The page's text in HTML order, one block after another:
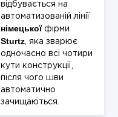
відбувається на
автоматизованій лінії
німецькоїфірми
Sturtz , яка зварює
одночасно всі чотири
кути конструкції,
після чого шви
автоматично
зачищаються.